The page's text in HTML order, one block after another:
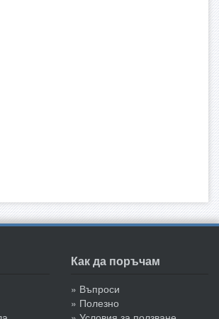
Как да поръчам
» Въпроси
» Полезно